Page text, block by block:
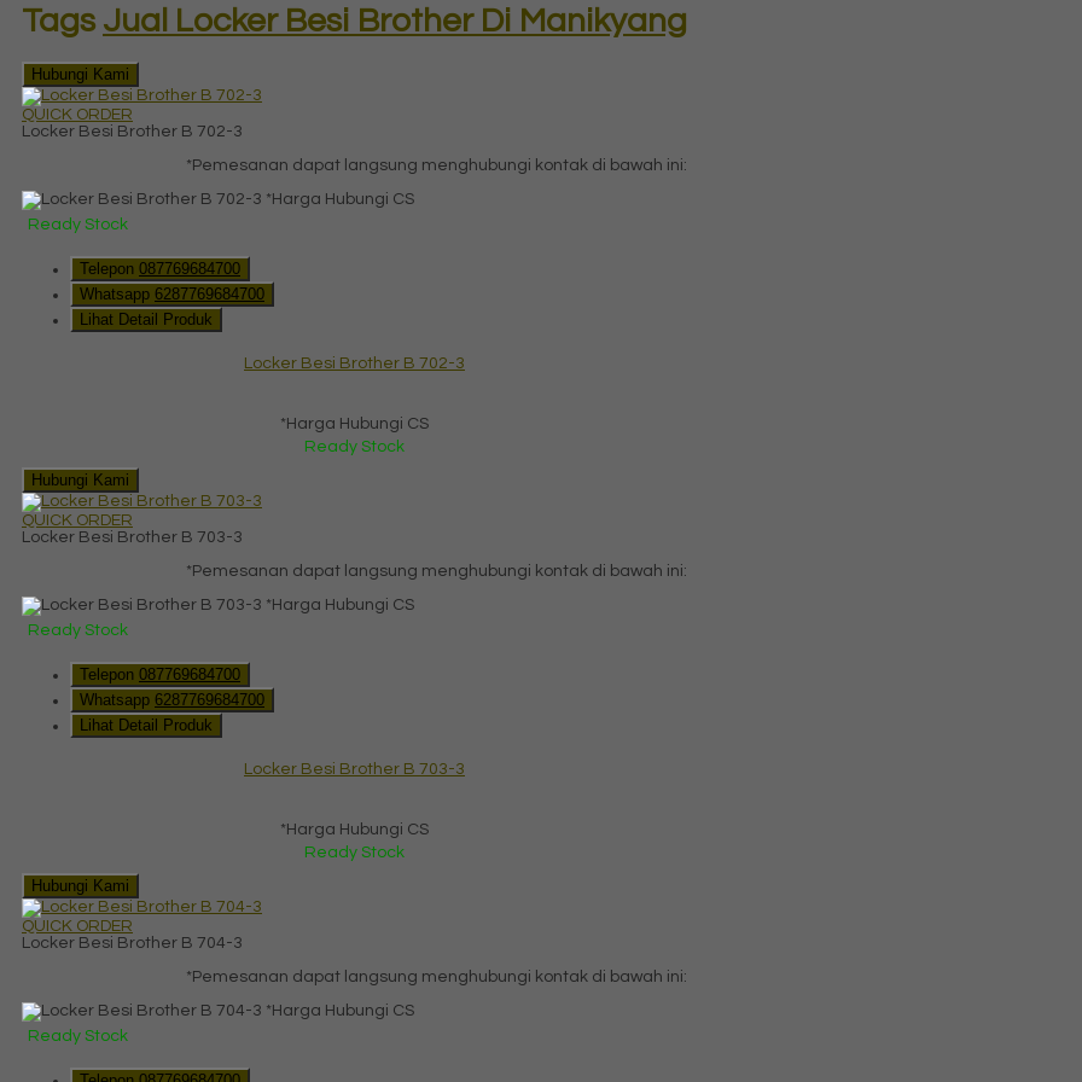
Tags Jual Locker Besi Brother Di Manikyang
Hubungi Kami
QUICK ORDER
Locker Besi Brother B 702-3
*Pemesanan dapat langsung menghubungi kontak di bawah ini:
*Harga Hubungi CS
Ready Stock
Telepon 087769684700
Whatsapp 6287769684700
Lihat Detail Produk
Locker Besi Brother B 702-3
*Harga Hubungi CS
Ready Stock
Hubungi Kami
QUICK ORDER
Locker Besi Brother B 703-3
*Pemesanan dapat langsung menghubungi kontak di bawah ini:
*Harga Hubungi CS
Ready Stock
Telepon 087769684700
Whatsapp 6287769684700
Lihat Detail Produk
Locker Besi Brother B 703-3
*Harga Hubungi CS
Ready Stock
Hubungi Kami
QUICK ORDER
Locker Besi Brother B 704-3
*Pemesanan dapat langsung menghubungi kontak di bawah ini:
*Harga Hubungi CS
Ready Stock